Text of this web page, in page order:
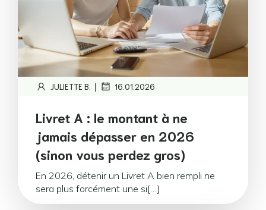
JULIETTE B. | 16.01.2026
Livret A : le montant à ne
jamais dépasser en 2026
(sinon vous perdez gros)
En 2026, détenir un Livret A bien rempli ne
sera plus forcément une si[…]